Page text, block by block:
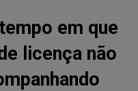
em que
licença não